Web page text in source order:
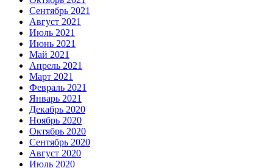
Сентябрь 2021
Август 2021
Июль 2021
Июнь 2021
Май 2021
Апрель 2021
Март 2021
Февраль 2021
Январь 2021
Декабрь 2020
Ноябрь 2020
Октябрь 2020
Сентябрь 2020
Август 2020
Июль 2020